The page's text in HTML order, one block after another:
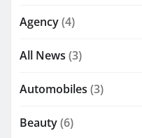
Agency(4)
All News (3)
Automobiles (3)
Beauty(6)